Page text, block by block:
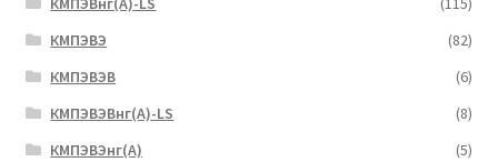
КМПЭВЭ
(82)
КМПЭВЭВ
(6)
КМПЭВЭВнг(А)-LS
(8)
КМПЭВЭнг(А)
(5)